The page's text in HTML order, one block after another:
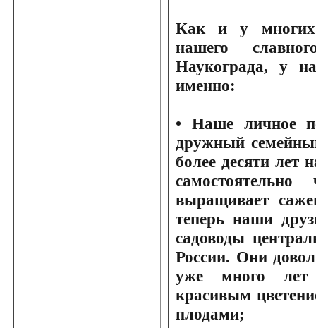
Как и у многих
нашего
Наукограда, у
именно:
• Наше личное
дружный
более десяти лет
выращивает
теперь наши
садоводы
России. Они
уже много
красивым
плодами;